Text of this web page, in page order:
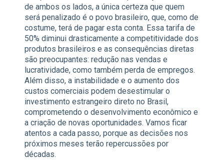
de ambos os lados, a única certeza que quem
será penalizado é o povo brasileiro, que, como de
costume, terá de pagar esta conta. Essa tarifa de
50% diminui drasticamente a competitividade dos
produtos brasileiros e as consequências diretas
são preocupantes: redução nas vendas e
lucratividade, como também perda de empregos.
Além disso, a instabilidade e o aumento dos
custos comerciais podem desestimular o
investimento estrangeiro direto no Brasil,
comprometendo o desenvolvimento econômico e
a criação de novas oportunidades. Vamos ficar
atentos a cada passo, porque as decisões nos
próximos meses terão repercussões por
décadas.